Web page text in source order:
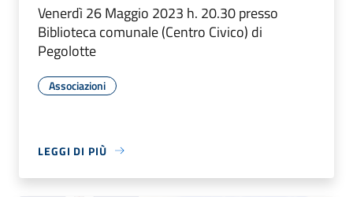
Venerdì 26 Maggio 2023 h. 20.30 presso
Biblioteca comunale (Centro Civico) di
Pegolotte
Associazioni
LEGGI DI PIÙ